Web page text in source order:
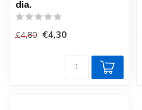
dia.
€4,80 €4,30